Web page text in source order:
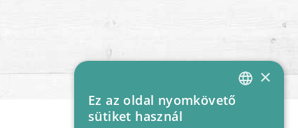
HUNGARIAN
×
Ez az oldal nyomkövető
sütiket használ